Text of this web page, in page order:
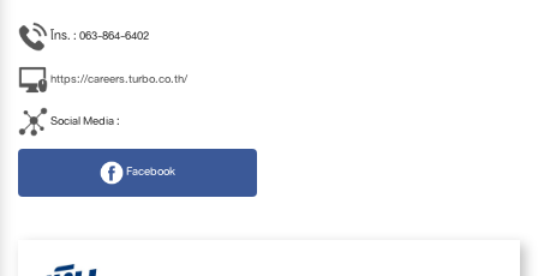
โทร. : 063-864-6402
https://careers.turbo.co.th/
Social Media :
Facebook